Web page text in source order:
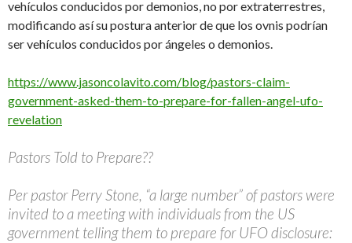
vehículos conducidos por demonios, no por extraterrestres,
modificando así su postura anterior de que los ovnis podrían
ser vehículos conducidos por ángeles o demonios.
https://www.jasoncolavito.com/blog/pastors-claim-
government-asked-them-to-prepare-for-fallen-angel-ufo-
revelation
Pastors Told to Prepare??
Per pastor Perry Stone, “a large number” of pastors were
invited to a meeting with individuals from the US
government telling them to prepare for UFO disclosure: